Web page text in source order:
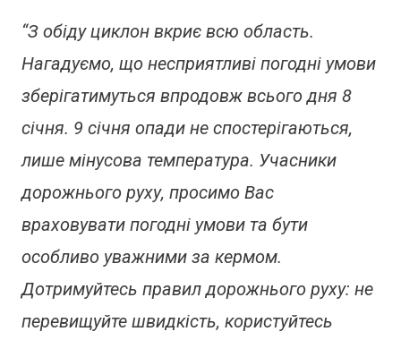
“З обіду циклон вкриє всю область.
Нагадуємо, що несприятливі погодні умови
зберігатимуться впродовж всього дня 8
січня. 9 січня опади не спостерігаються,
лише мінусова температура. Учасники
дорожнього руху, просимо Вас
враховувати погодні умови та бути
особливо уважними за кермом.
Дотримуйтесь правил дорожнього руху: не
перевищуйте швидкість, користуйтесь